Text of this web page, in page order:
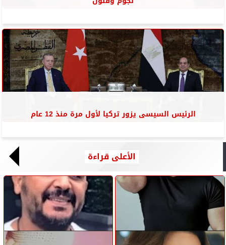
الرئيس السيسى يزور تركيا لأول مرة منذ 12 عام
الأعلى قراءة